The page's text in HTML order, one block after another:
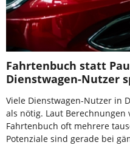
Fahrtenbuch statt
Dienstwagen-Nutzer
Viele Dienstwagen-Nutzer in
als nötig. Laut
Fahrtenbuch oft mehrere
Potenziale sind gerade bei